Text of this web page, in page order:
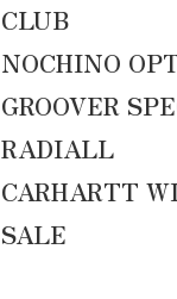
CLUB
NOCHINO
GROOVER
RADIALL
CARHARTT
SALE